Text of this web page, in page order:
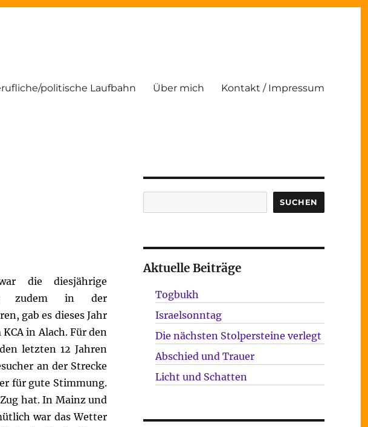
politische Laufbahn Über mich Kontakt / Impressum
die diesjährige
zudem in der
gab es dieses Jahr
in Alach. Für den
letzten 12 Jahren
an der Strecke
für gute Stimmung.
hat.In Mainz und
war das Wetter
SUCHEN
Aktuelle Beiträge
Togbukh
Israelsonntag
Die nächsten Stolpersteine verlegt
Abschied und Trauer
Licht und Schatten